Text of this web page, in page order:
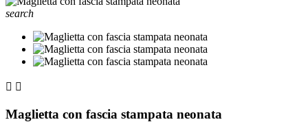
search
 
Maglietta con fascia stampata neonata